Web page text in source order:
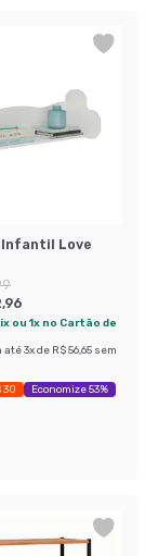
Love
ou 1x no Cartão de
até3x de R$ 56,65 sem
30 Economize 53%